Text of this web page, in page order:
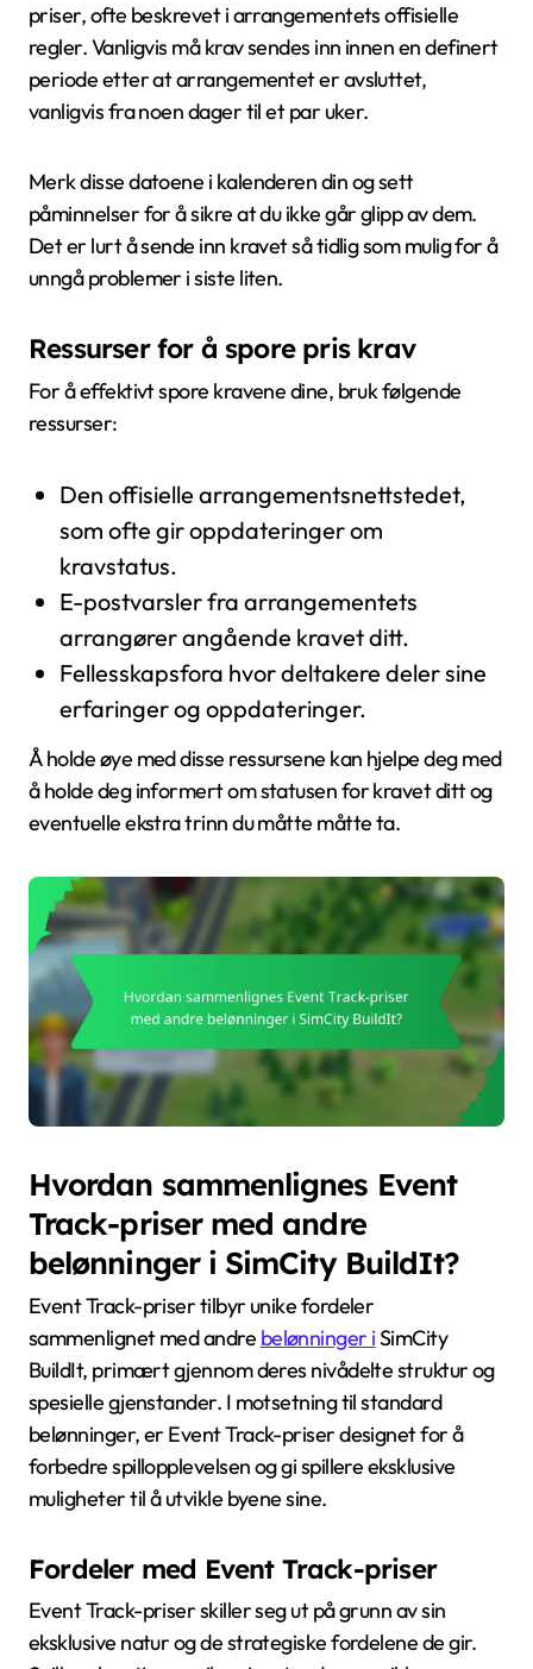
priser, ofte beskrevet i arrangementets offisielle
regler. Vanligvis må krav sendes inn innen en definert
periode etter at arrangementet er avsluttet,
vanligvis fra noen dager til et par uker.
Merk disse datoene i kalenderen din og sett
påminnelser for å sikre at du ikke går glipp av dem.
Det er lurt å sende inn kravet så tidlig som mulig for å
unngå problemer i siste liten.
Ressurser for å spore pris krav
For å effektivt spore kravene dine, bruk følgende
ressurser:
Den offisielle arrangementsnettstedet,
som ofte gir oppdateringer om
kravstatus.
E-postvarsler fra arrangementets
arrangører angående kravet ditt.
Fellesskapsfora hvor deltakere deler sine
erfaringer og oppdateringer.
Å holde øye med disse ressursene kan hjelpe deg med
å holde deg informert om statusen for kravet ditt og
eventuelle ekstra trinn du måtte måtte ta.
Hvordan sammenlignes Event
Track-priser med andre
belønninger i SimCity BuildIt?
Event Track-priser tilbyr unike fordeler
sammenlignet med andre belønninger iSimCity
BuildIt, primært gjennom deres nivådelte struktur og
spesielle gjenstander. I motsetning til standard
belønninger, er Event Track-priser designet for å
forbedre spillopplevelsen og gi spillere eksklusive
muligheter til å utvikle byene sine.
Fordeler med Event Track-priser
Event Track-priser skiller seg ut på grunn av sin
eksklusive natur og de strategiske fordelene de gir.